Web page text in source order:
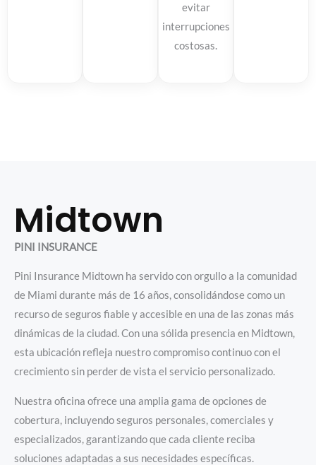
evitar
interrupciones
costosas.
Midtown
PINI INSURANCE
Pini Insurance Midtown ha servido con orgullo a la comunidad
de Miami durante más de 16 años, consolidándose como un
recurso de seguros fiable y accesible en una de las zonas más
dinámicas de la ciudad. Con una sólida presencia en Midtown,
esta ubicación refleja nuestro compromiso continuo con el
crecimiento sin perder de vista el servicio personalizado.
Nuestra oficina ofrece una amplia gama de opciones de
cobertura, incluyendo seguros personales, comerciales y
especializados, garantizando que cada cliente reciba
soluciones adaptadas a sus necesidades específicas.